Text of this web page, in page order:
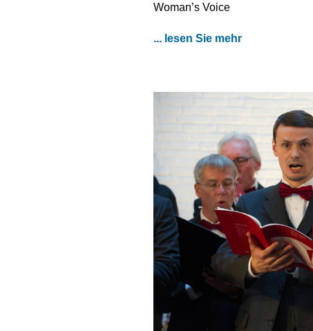
Woman’s Voice
... lesen Sie mehr